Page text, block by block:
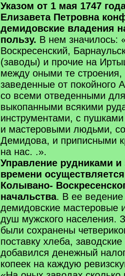
Указом от 1 мая 1747
Елизавета Петровна
демидовские владе­ния
пользу. В нем значилось:
Воскресенский,
(заводы) и прочие на
между оными те строения,
заведенные от покойного
со всеми отведенными
выкопанными всякими
инструментами, с
и масте­ровыми людьми,
Демидова, и приписными
на нас. .».
Управление рудниками и
времени
Колывано-
начальства. В ее
демидовские мастеровые
душ мужского населения.
были сохранены
поставку хлеба, заводские
добавился денежный
копеек на каждую